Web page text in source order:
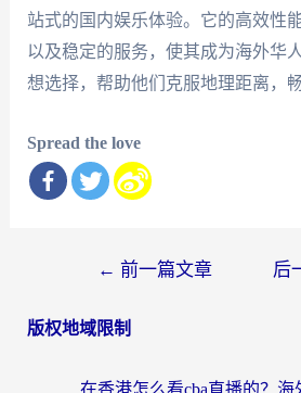
站式的国内娱乐体验。它的高效性
以及稳定的服务，使其成为海外华
想选择，帮助他们克服地理距离，
Spread the love
导
← 前一篇文章 后
版权地域限制